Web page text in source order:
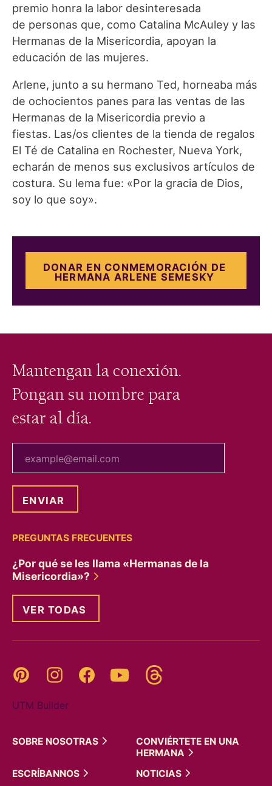
premio honra la labor desinteresada
de personas que, como Catalina McAuley y las
Hermanas de la Misericordia, apoyan la
educación de las mujeres.
Arlene, junto a su hermano Ted, horneaba más
de ochocientos panes para las ventas de las
Hermanas de la Misericordia previo a
fiestas. Las/os clientes de la tienda de regalos
El Té de Catalina en Rochester, Nueva York,
echarán de menos sus exclusivos artículos de
costura. Su lema fue: «Por la gracia de Dios,
soy lo que soy».
DONAR EN CONMEMORACIÓN DE
HERMANA ARLENE SEMESKY
Mantengan la conexión.
Pongan su nombre para
estar al día.
PREGUNTAS FRECUENTES
¿Por qué se les llama «Hermanas de la
Misericordia»?
VER TODAS
Pinterest InstagramFacebookYouTube
UTM Builder
SOBRE NOSOTRAS
CONVIÉRTETE EN UNA
HERMANA
ESCRÍBANNOS
NOTICIAS